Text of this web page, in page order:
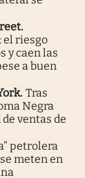
.
el riesgo
y caen las
a buen
. Tras
Negra
ventas de
petrolera
meten en